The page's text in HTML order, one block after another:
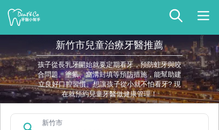
新竹市兒童治療牙醫推薦
孩子從長乳牙開始就要定期看牙，預防蛀牙與咬
合問題。塗氟、窩溝封填等預防措施，能幫助建
立良好口腔習慣。想讓孩子從小就不怕看牙? 現
在就預約兒童牙醫做健康管理！
新竹市